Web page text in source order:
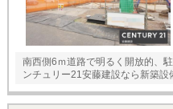
南西側6ｍ道路で明るく開放的、
ンチュリー21安藤建設なら新築設